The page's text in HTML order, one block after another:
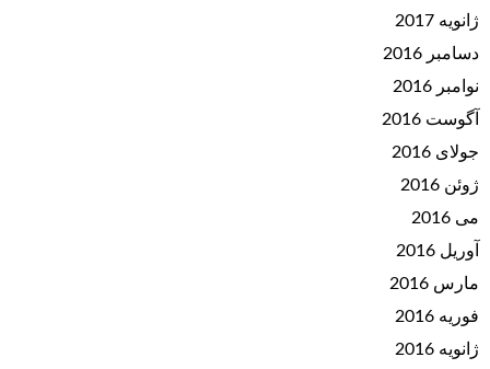
ژانویه 2017
دسامبر 2016
نوامبر 2016
آگوست 2016
جولای 2016
ژوئن 2016
می 2016
آوریل 2016
مارس 2016
فوریه 2016
ژانویه 2016